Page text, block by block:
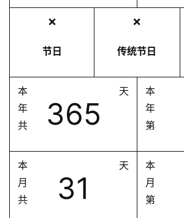
❌
节日
❌
传统节日
本
年
共
365
天
本
年
第
本
月
共
31
天
本
月
第